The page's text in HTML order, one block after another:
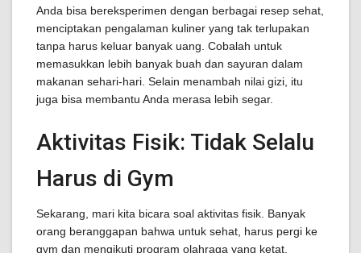
Anda bisa bereksperimen dengan berbagai resep sehat,
menciptakan pengalaman kuliner yang tak terlupakan
tanpa harus keluar banyak uang. Cobalah untuk
memasukkan lebih banyak buah dan sayuran dalam
makanan sehari-hari. Selain menambah nilai gizi, itu
juga bisa membantu Anda merasa lebih segar.
Aktivitas Fisik: Tidak Selalu
Harus di Gym
Sekarang, mari kita bicara soal aktivitas fisik. Banyak
orang beranggapan bahwa untuk sehat, harus pergi ke
gym dan mengikuti program olahraga yang ketat.